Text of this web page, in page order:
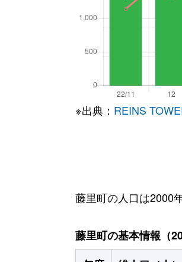
※出典： REINS
藤里町の人口は2000
藤里町の基本情報（